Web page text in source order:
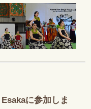
に参加しま